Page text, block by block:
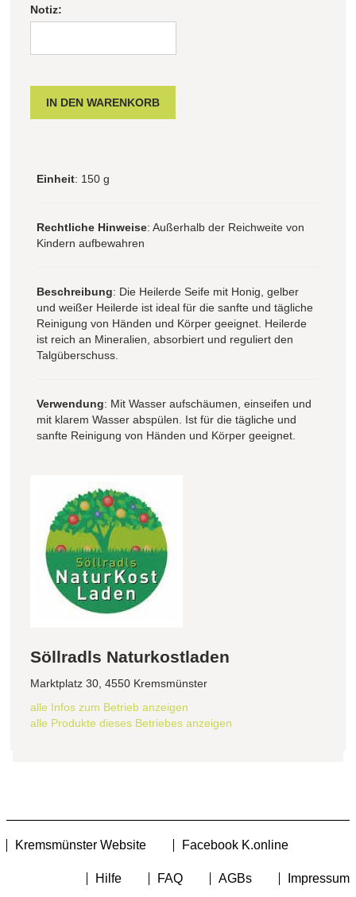
Notiz:
Einheit: 150 g
Rechtliche Hinweise: Außerhalb der Reichweite von
Kindern aufbewahren
Beschreibung: Die Heilerde Seife mit Honig, gelber
und weißer Heilerde ist ideal für die sanfte und tägliche
Reinigung von Händen und Körper geeignet. Heilerde
ist reich an Mineralien, absorbiert und reguliert den
Talgüberschuss.
Verwendung: Mit Wasser aufschäumen, einseifen und
mit klarem Wasser abspülen. Ist für die tägliche und
sanfte Reinigung von Händen und Körper geeignet.
Söllradls Naturkostladen
Marktplatz 30, 4550 Kremsmünster
alle Infos zum Betrieb anzeigen
alle Produkte dieses Betriebes anzeigen
Kremsmünster Website Facebook K.online
Hilfe FAQ AGBs Impressum